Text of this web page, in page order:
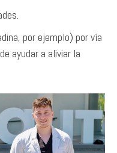
por ejemplo) por vía
ayudar a aliviar la